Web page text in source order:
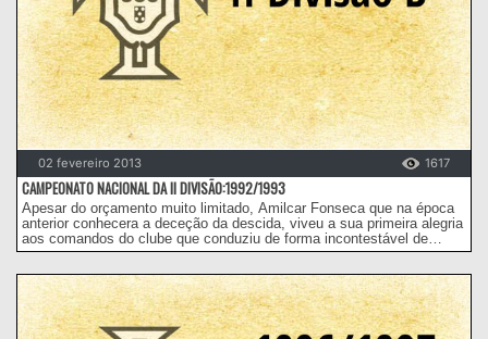
02 fevereiro 2013 1617
CAMPEONATO NACIONAL DA II DIVISÃO:1992/1993
Apesar do orçamento muito limitado, Amilcar Fonseca que na época
anterior conhecera a deceção da descida, viveu a sua primeira alegria
aos comandos do clube que conduziu de forma incontestável de
regresso aos campeonatos profissionais.